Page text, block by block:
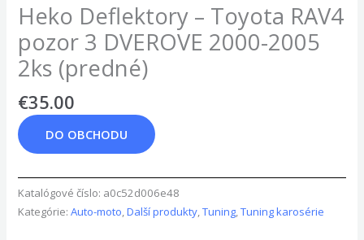
Heko Deflektory – Toyota RAV4
pozor 3 DVEROVE 2000-2005
2ks (predné)
€35.00
DO OBCHODU
Katalógové číslo: a0c52d006e48
Kategórie:Auto-moto,Další produkty,Tuning,Tuning karosérie